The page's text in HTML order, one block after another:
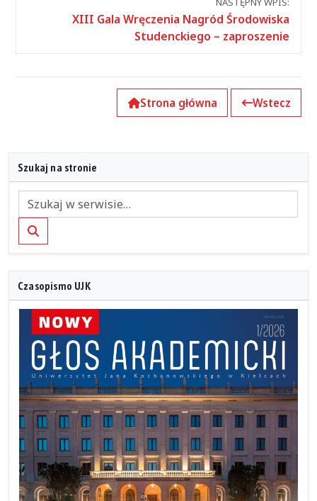
XIII Gala Wręczenia Nagród Środowiska
Studenckiego – zaproszenie
Strona główna Wstecz
Szukaj na stronie
Szukaj
Czasopismo UJK